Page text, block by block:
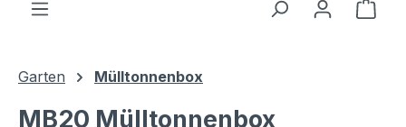
Garten Mülltonnenbox
MB20 Mülltonnenbox